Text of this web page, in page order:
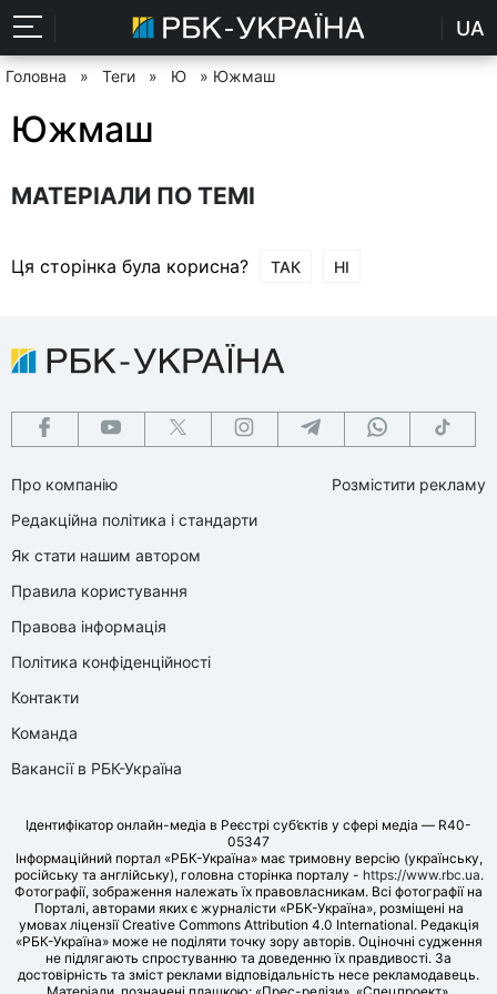
UA
Головна » Теги » Ю » Южмаш
Южмаш
МАТЕРІАЛИ ПО ТЕМІ
Ця сторінка була корисна? ТАК НІ
Про компанію
Редакційна політика і стандарти
Як стати нашим автором
Правила користування
Правова інформація
Політика конфіденційності
Контакти
Команда
Вакансії в РБК-Україна
Розмістити рекламу
Ідентифікатор онлайн-медіа в Реєстрі суб’єктів у сфері медіа — R40-
05347
Інформаційний портал «РБК-Україна» має тримовну версію (українську,
російську та англійську), головна сторінка порталу - https://www.rbc.ua.
Фотографії, зображення належать їх правовласникам. Всі фотографії на
Порталі, авторами яких є журналісти «РБК-Україна», розміщені на
умовах ліцензії Creative Commons Attribution 4.0 International. Редакція
«РБК-Україна» може не поділяти точку зору авторів. Оціночні судження
не підлягають спростуванню та доведенню їх правдивості. За
достовірність та зміст реклами відповідальність несе рекламодавець.